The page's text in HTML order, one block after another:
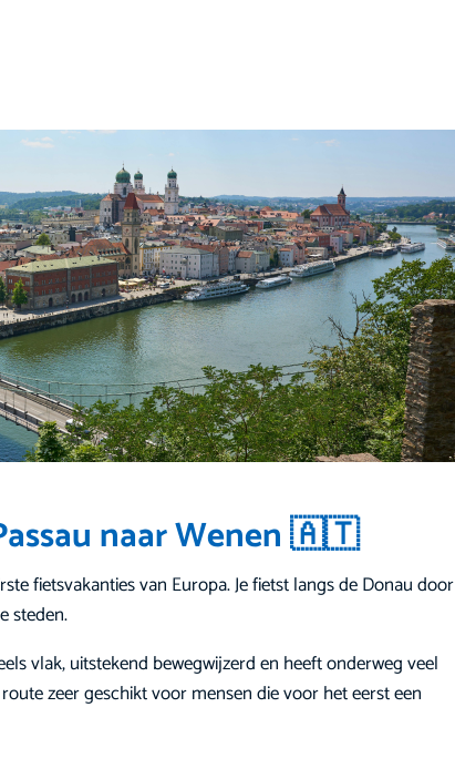
naar Wenen 🇦🇹
fietsvakanties van Europa. Je fietst langs de Donau door
steden.
vlak, uitstekend bewegwijzerd en heeft onderweg veel
zeer geschikt voor mensen die voor het eerst een